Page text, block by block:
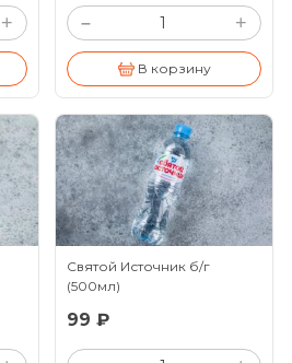
+ – +
В корзину
Святой Источник б/г
(500мл)
99 ₽